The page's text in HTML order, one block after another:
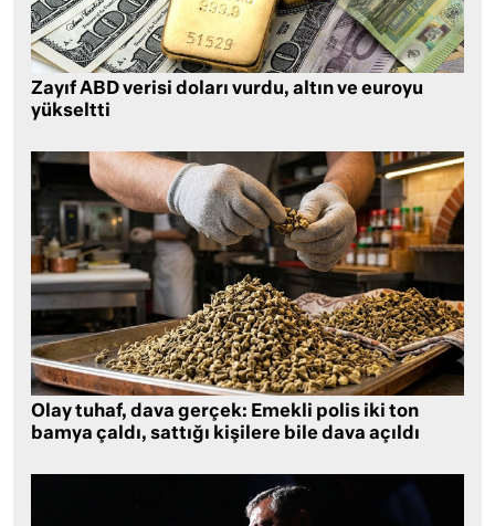
Zayıf ABD verisi doları vurdu, altın ve euroyu
yükseltti
Olay tuhaf, dava gerçek: Emekli polis iki ton
bamya çaldı, sattığı kişilere bile dava açıldı